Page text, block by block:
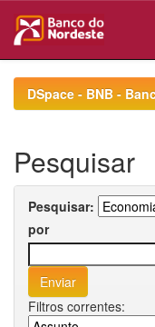
navigationDSpace - BNB -
Pesquisar
Pesquisar:
por
Filtros correntes: